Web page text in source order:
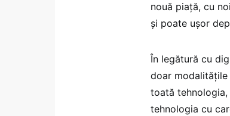
nouă piață, cu
și poate ușor
În legătură cu
doar modalitățile
toată
tehnologia cu